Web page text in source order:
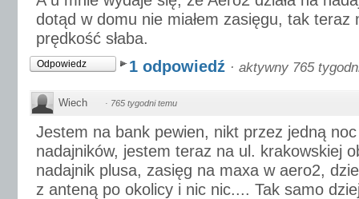
dotąd w domu nie miałem zasięgu, tak teraz
prędkość słaba.
Odpowiedz 1 odpowiedź · aktywny 765
Wiech · 765 tygodni temu
Jestem na bank pewien, nikt przez jedną noc
nadajników, jestem teraz na ul. krakowskiej
nadajnik plusa, zasięg na maxa w aero2,
z anteną po okolicy i nic nic.... Tak samo